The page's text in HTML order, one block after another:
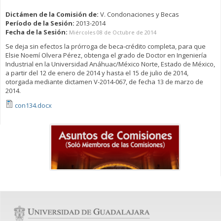
Dictámen de la Comisión de: V. Condonaciones y Becas
Período de la Sesión: 2013-2014
Fecha de la Sesión: Miércoles 08 de Octubre de 2014
Se deja sin efectos la prórroga de beca-crédito completa, para que
Elsie Noemí Olvera Pérez, obtenga el grado de Doctor en Ingeniería
Industrial en la Universidad Anáhuac/México Norte, Estado de México,
a partir del 12 de enero de 2014 y hasta el 15 de julio de 2014,
otorgada mediante dictamen V-2014-067, de fecha 13 de marzo de
2014.
con134.docx